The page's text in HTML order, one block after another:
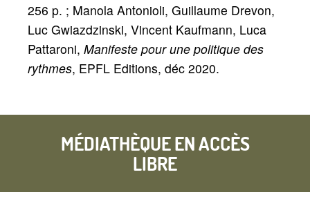
256 p. ; Manola Antonioli, Guillaume Drevon,
Luc Gwiazdzinski, Vincent Kaufmann, Luca
Pattaroni, Manifeste pour une politique des
rythmes, EPFL Editions, déc 2020.
MÉDIATHÈQUE EN ACCÈS
LIBRE